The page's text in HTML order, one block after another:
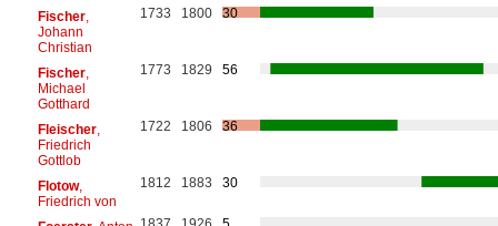
Fischer,
Johann
Christian
1733 1800 30
Fischer,
Michael
Gotthard
1773 1829 56
Fleischer,
Friedrich
Gottlob
1722 1806 36
Flotow,
Friedrich von
1812 1883 30